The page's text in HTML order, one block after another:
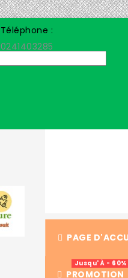
Téléphone :
0241403285
PAGE
PROMOTION
Jusqu' À - 60%